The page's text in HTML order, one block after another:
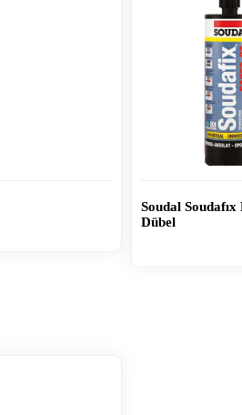
Ml Epoxy Acrylat / Kimyasal